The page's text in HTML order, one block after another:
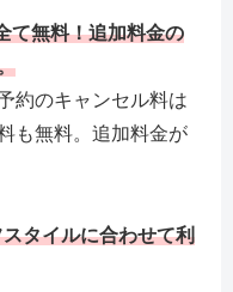
て無料！追加料金の
約のキャンセル料は
も無料。追加料金が
タイルに合わせて利